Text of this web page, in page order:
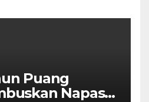
Puang
Napas